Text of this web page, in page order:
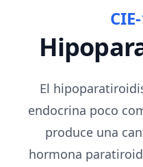
El
endocrina poco
produce una
hormona